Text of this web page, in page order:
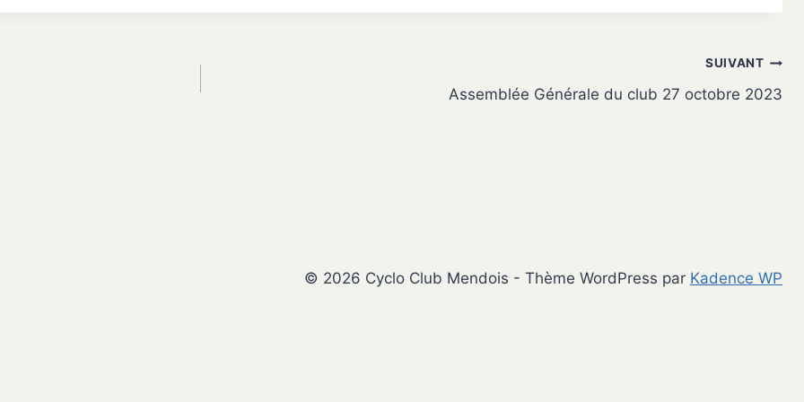
SUIVANT
Assemblée Générale du club 27 octobre 2023
© 2026 Cyclo Club Mendois - Thème WordPress par Kadence WP